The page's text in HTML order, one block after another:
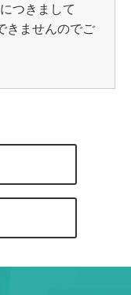
つきまして
きませんのでご